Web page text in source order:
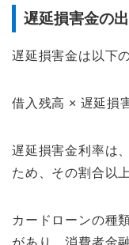
遅延損害金の
遅延損害金は以下
借入残高 × 遅延損
遅延損害金利率は
ため、その割合以
カードローンの種
があり、消費者金